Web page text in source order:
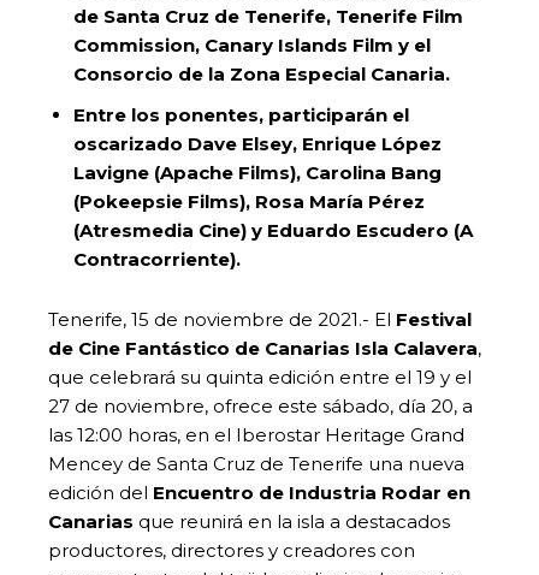
de Santa Cruz de Tenerife, Tenerife Film
Commission, Canary Islands Film y el
Consorcio de la Zona Especial Canaria.
Entre los ponentes, participarán el
oscarizado Dave Elsey, Enrique López
Lavigne (Apache Films), Carolina Bang
(Pokeepsie Films), Rosa María Pérez
(Atresmedia Cine) y Eduardo Escudero (A
Contracorriente).
Tenerife, 15 de noviembre de 2021.- El Festival
de Cine Fantástico de Canarias Isla Calavera,
que celebrará su quinta edición entre el 19 y el
27 de noviembre, ofrece este sábado, día 20, a
las 12:00 horas, en el Iberostar Heritage Grand
Mencey de Santa Cruz de Tenerife una nueva
edición del Encuentro de Industria Rodar en
Canarias que reunirá en la isla a destacados
productores, directores y creadores con